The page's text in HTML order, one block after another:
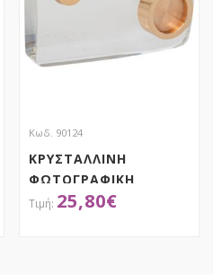
Κωδ. 90124
ΚΡΥΣΤΑΛΛΙΝΗ
ΦΩΤΟΓΡΑΦΙΚΗ
ΜΗΧΑΝΗ 13Χ8ΕΚ
25,80€